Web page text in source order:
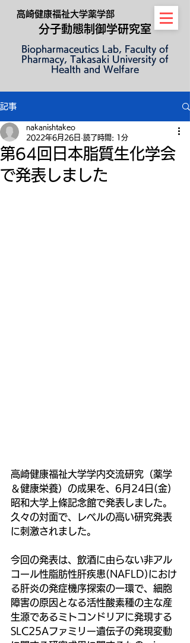
高崎健康福祉大学薬学部​
分子動態制御学研究室
Biopharmaceutics Lab, Faculty of
Pharmacy, Takasaki University of
Health and Welfare
記事
第64回日本脂質生化学会
で発表しました
nakanishtakeo
2022年6月26日 読了時間: 1分
高崎健康福祉大学学内交流研究（薬学
＆健康栄養）の成果を、6月24日(金)
昭和大学上條記念館で発表しました。
久々の対面で、レベルの高い研究発表
に刺激されました。
今回の発表は、飲酒に由らない非アル
コール性脂肪性肝疾患(NAFLD)におけ
る肝炎の発症機序探索の一環で、細胞
障害の原因となる活性酸素種の主な産
生源であるミトコンドリアに発現する
SLC25Aファミリー遺伝子の発現変動